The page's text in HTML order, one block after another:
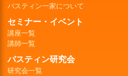
バスティン一家について
セミナー・イベント
講座一覧
講師一覧
バスティン研究会
研究会一覧